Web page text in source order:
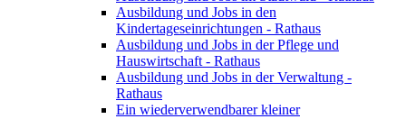
Ausbildung und Jobs in den
Kindertageseinrichtungen - Rathaus
Ausbildung und Jobs in der Pflege und
Hauswirtschaft - Rathaus
Ausbildung und Jobs in der Verwaltung -
Rathaus
Ein wiederverwendbarer kleiner